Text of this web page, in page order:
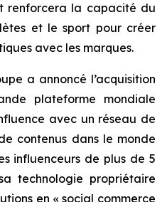
renforcera la capacité du
et le sport pour créer
avec les marques.
a annoncé l’acquisition
plateforme mondiale
avec un réseau de
contenus dans le monde
influenceurs de plus de 5
technologie propriétaire
en « social commerce